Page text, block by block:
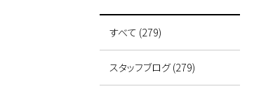
すべて (279)
スタッフブログ (279)